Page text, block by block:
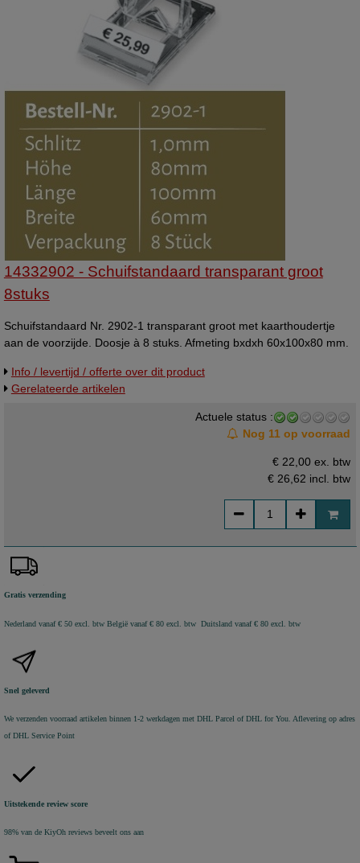
14332902 - Schuifstandaard transparant groot
8stuks
Schuifstandaard Nr. 2902-1 transparant groot met kaarthoudertje
aan de voorzijde. Doosje à 8 stuks. Afmeting bxdxh 60x100x80 mm.
Info / levertijd / offerte over dit product
Gerelateerde artikelen
Actuele status :
Nog 11 op voorraad
€ 22,00 ex. btw
€ 26,62 incl. btw
Gratis verzending
Nederland vanaf € 50 excl. btwBelgië vanaf € 80 excl. btw Duitsland vanaf € 80 excl. btw
Snel geleverd
We verzenden voorraad artikelen binnen 1-2 werkdagen met DHL Parcel of DHL for You. Aflevering op adres
of DHL Service Point
Uitstekende review score
98% van de KiyOh reviews beveelt ons aan